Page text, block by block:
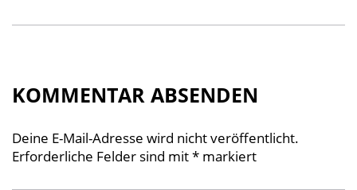
KOMMENTAR ABSENDEN
Deine E-Mail-Adresse wird nicht veröffentlicht.
Erforderliche Felder sind mit* markiert